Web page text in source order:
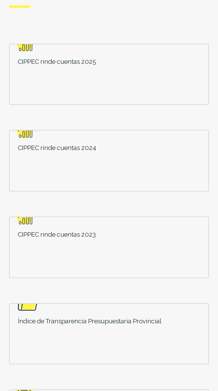
CIPPEC rinde cuentas 2025
CIPPEC rinde cuentas 2024
CIPPEC rinde cuentas 2023
Índice de Transparencia Presupuestaria Provincial